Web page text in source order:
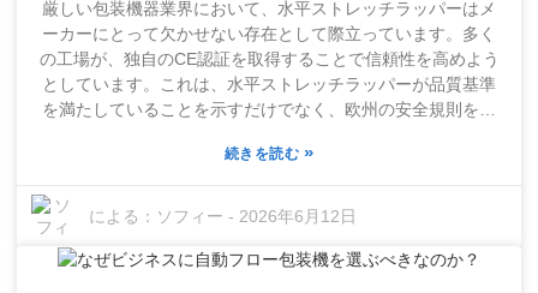
ることが重要です。確かに、最も安いものを選びたくなるか
もしれませんが、正直なところ、長期的に見れば品質を重視
する方が得策です。市場には選択肢が多すぎて圧倒されるか
もしれませんが、少し下調べをして適切なアドバイスを得れ
ば、ニーズにぴったりの信頼できる縦型フローラッパーを見
つけることができます。優れたモデルをチェックすること
厳しい包装機器業界において、水平ストレッチラッパーはメ
ーカーにとって欠かせない存在として際立っています。多く
の工場が、独自のCE認証を取得することで信頼性を高めよう
としています。これは、水平ストレッチラッパーが品質基準
を満たしていることを示すだけでなく、欧州の安全規則を遵
て満たすのは必ずしも容易ではありません。メーカーは、自
じるかもしれません。正しい方向に進んでいることを確認す
るためにも、認証機関と緊密に連携する必要があります。こ
れは単なる書類手続きの問題ではなく、顧客との信頼関係を
続きを読む »
による： ソフィー - 2026年6月12日